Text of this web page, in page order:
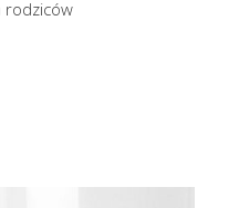
rodziców